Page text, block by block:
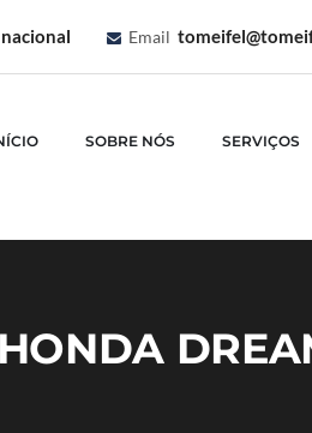
Email
SOBRE NÓS SERVIÇOS
HONDA